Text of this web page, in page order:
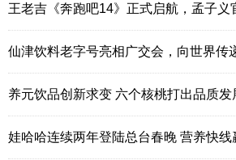
王老吉《奔跑吧14》正式启航，孟子义
仙津饮料老字号亮相广交会，向世界传
养元饮品创新求变 六个核桃打出品质发
娃哈哈连续两年登陆总台春晚 营养快线